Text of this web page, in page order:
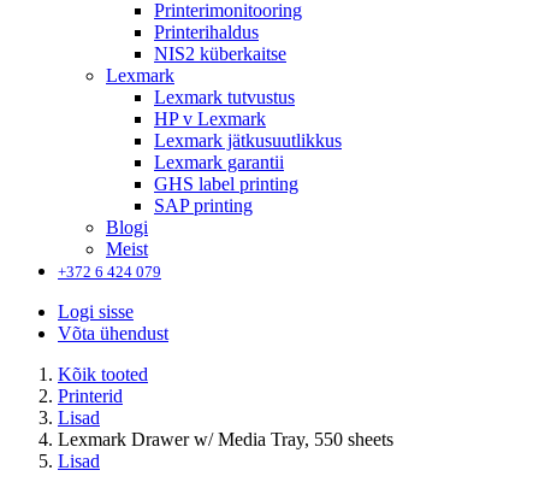
Printerimonitooring
Printerihaldus
NIS2 küberkaitse
Lexmark
Lexmark tutvustus
HP v Lexmark
Lexmark jätkusuutlikkus
Lexmark garantii
GHS label printing
SAP printing
Blogi
Meist
+372 6 424 079
Logi sisse
Võta ühendust
Kõik tooted
Printerid
Lisad
Lexmark Drawer w/ Media Tray, 550 sheets
Lisad